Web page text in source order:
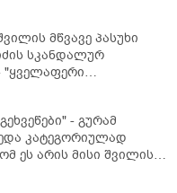
მწვავე პასუხი
სკანდალურ
"ყველაფერი
კამანში მოკლული
- გუ­რა­მ
კა­ტე­გო­რი­უ­ლად
ეს არის მისი შვი­ლის